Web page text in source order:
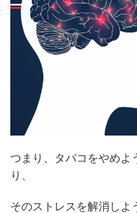
つまり、タバコをやめよ
り、
そのストレスを解消し